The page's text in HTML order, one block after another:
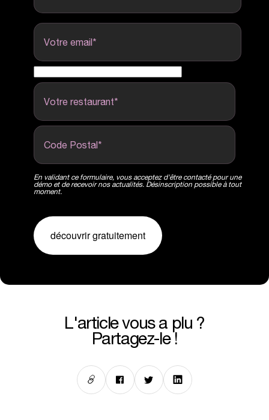
Votre email*
Votre restaurant*
Code Postal*
En validant ce formulaire, vous acceptez d'être contacté pour une
démo et de recevoir nos actualités. Désinscription possible à tout
moment.
découvrir gratuitement
l'article vous a plu ?
Partagez-le !